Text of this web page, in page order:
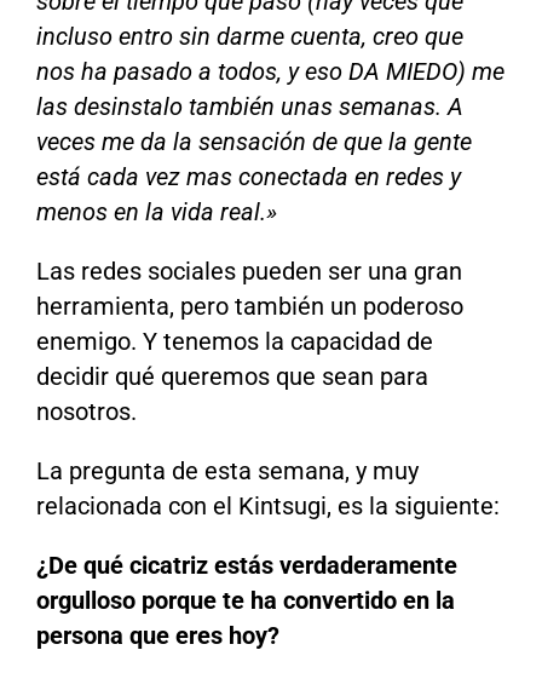
incluso entro sin darme cuenta, creo que
nos ha pasado a todos, y eso DA MIEDO) me
las desinstalo también unas semanas. A
veces me da la sensación de que la gente
está cada vez mas conectada en redes y
menos en la vida real.»
Las redes sociales pueden ser una gran
herramienta, pero también un poderoso
enemigo. Y tenemos la capacidad de
decidir qué queremos que sean para
nosotros.
La pregunta de esta semana, y muy
relacionada con el Kintsugi, es la siguiente:
¿De qué cicatriz estás verdaderamente
orgulloso porque te ha convertido en la
persona que eres hoy?